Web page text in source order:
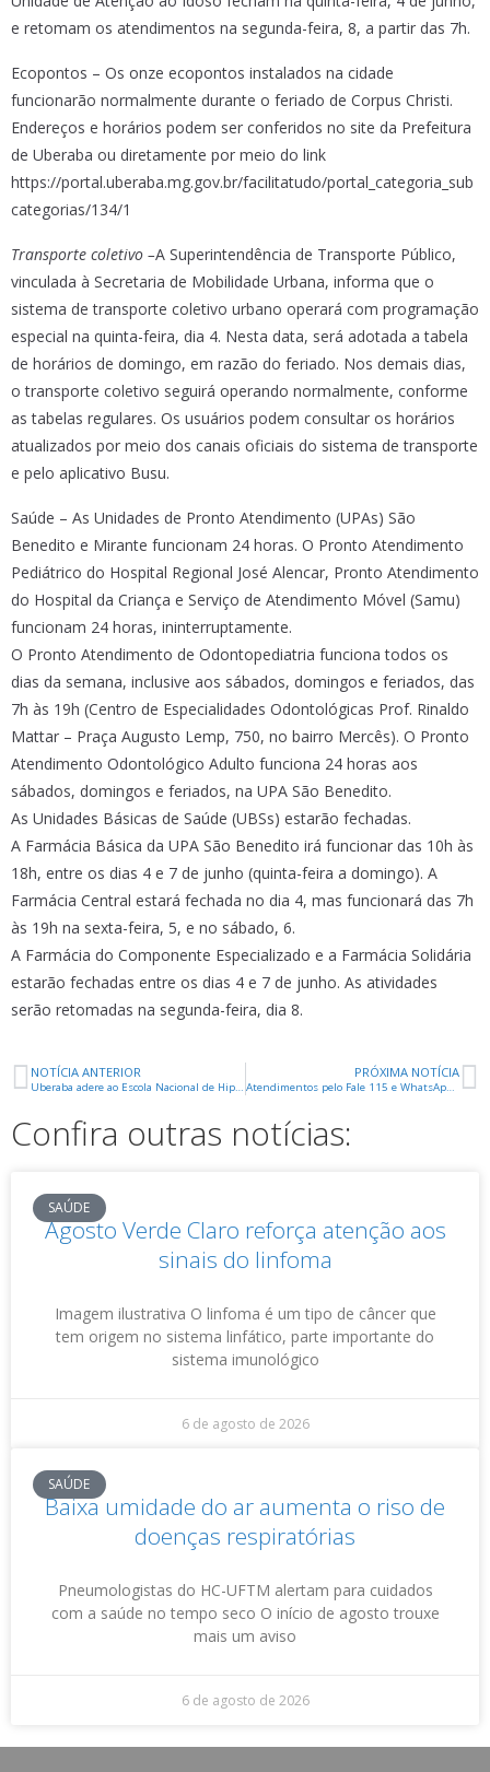
e retomam os atendimentos na segunda-feira, 8, a partir das 7h.
Ecopontos – Os onze ecopontos instalados na cidade
funcionarão normalmente durante o feriado de Corpus Christi.
Endereços e horários podem ser conferidos no site da Prefeitura
de Uberaba ou diretamente por meio do link
https://portal.uberaba.mg.gov.br/facilitatudo/portal_categoria_sub
categorias/134/1
Transporte coletivo –A Superintendência de Transporte Público,
vinculada à Secretaria de Mobilidade Urbana, informa que o
sistema de transporte coletivo urbano operará com programação
especial na quinta-feira, dia 4. Nesta data, será adotada a tabela
de horários de domingo, em razão do feriado. Nos demais dias,
o transporte coletivo seguirá operando normalmente, conforme
as tabelas regulares. Os usuários podem consultar os horários
atualizados por meio dos canais oficiais do sistema de transporte
e pelo aplicativo Busu.
Saúde – As Unidades de Pronto Atendimento (UPAs) São
Benedito e Mirante funcionam 24 horas. O Pronto Atendimento
Pediátrico do Hospital Regional José Alencar, Pronto Atendimento
do Hospital da Criança e Serviço de Atendimento Móvel (Samu)
funcionam 24 horas, ininterruptamente.
O Pronto Atendimento de Odontopediatria funciona todos os
dias da semana, inclusive aos sábados, domingos e feriados, das
7h às 19h (Centro de Especialidades Odontológicas Prof. Rinaldo
Mattar – Praça Augusto Lemp, 750, no bairro Mercês). O Pronto
Atendimento Odontológico Adulto funciona 24 horas aos
sábados, domingos e feriados, na UPA São Benedito.
As Unidades Básicas de Saúde (UBSs) estarão fechadas.
A Farmácia Básica da UPA São Benedito irá funcionar das 10h às
18h, entre os dias 4 e 7 de junho (quinta-feira a domingo). A
Farmácia Central estará fechada no dia 4, mas funcionará das 7h
às 19h na sexta-feira, 5, e no sábado, 6.
A Farmácia do Componente Especializado e a Farmácia Solidária
estarão fechadas entre os dias 4 e 7 de junho. As atividades
serão retomadas na segunda-feira, dia 8.
NOTÍCIA ANTERIOR
Uberaba adere ao Escola Nacional de Hip-Hop H2E e reforça compromisso com educação antirracista
PRÓXIMA NOTÍCIA
Atendimentos pelo Fale 115 e WhatsApp da Codau funcionam no feriado de Corpus Christi
Confira outras notícias:
SAÚDE
Agosto Verde Claro reforça atenção aos
sinais do linfoma
Imagem ilustrativa O linfoma é um tipo de câncer que
tem origem no sistema linfático, parte importante do
sistema imunológico
6 de agosto de 2026
SAÚDE
Baixa umidade do ar aumenta o riso de
doenças respiratórias
Pneumologistas do HC-UFTM alertam para cuidados
com a saúde no tempo seco O início de agosto trouxe
mais um aviso
6 de agosto de 2026